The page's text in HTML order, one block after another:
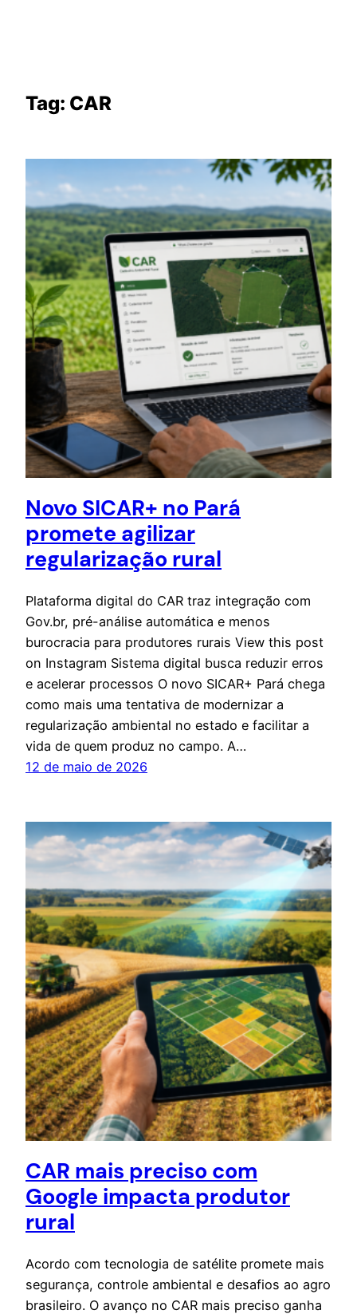
Tag: CAR
Novo SICAR+ no Pará
promete agilizar
regularização rural
Plataforma digital do CAR traz integração com
Gov.br, pré-análise automática e menos
burocracia para produtores rurais View this post
on Instagram Sistema digital busca reduzir erros
e acelerar processos O novo SICAR+ Pará chega
como mais uma tentativa de modernizar a
regularização ambiental no estado e facilitar a
vida de quem produz no campo. A…
12 de maio de 2026
CAR mais preciso com
Google impacta produtor
rural
Acordo com tecnologia de satélite promete mais
segurança, controle ambiental e desafios ao agro
brasileiro. O avanço no CAR mais preciso ganha